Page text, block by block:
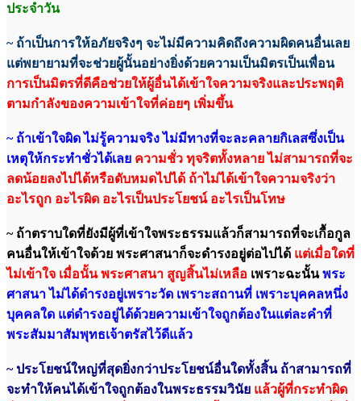
ประจำวัน
~ ถ้าเป็นการให้อภัยจริงๆ จะไม่มีความคิดถึงความผิดคนอื่นเลย
แต่พยายามที่จะช่วยผู้นั้นอย่างยิ่งด้วยความเป็นมิตรเป็นเพื่อน
การเป็นมิตรที่ดีคือช่วยให้ผู้อื่นได้เข้าใจความจริงและประพฤติ
ตามกำลังของความเข้าใจที่ค่อยๆ เพิ่มขึ้น
~ ถ้าเข้าใจผิด ไม่รู้ความจริง ไม่มีทางที่จะละคลายกิเลสซึ่งเป็น
เหตุให้กระทำชั่วได้เลย ความชั่ว ทุจริตทั้งหลาย ไม่สามารถที่จะ
ลดน้อยลงไปได้หรือดับหมดไปได้ ถ้าไม่ได้เข้าใจความจริงว่า
อะไรถูก อะไรผิด อะไรเป็นประโยชน์ อะไรเป็นโทษ
~ ถ้าตราบใดที่ยังมีผู้ที่เข้าใจพระธรรมแล้วก็สามารถที่จะเกื้อกูล
คนอื่นให้เข้าใจด้วย พระศาสนาก็จะดำรงอยู่ต่อไปได้ แต่เมื่อใดที่
ไม่เข้าใจ เมื่อนั้น พระศาสนา สูญสิ้นไม่เหลือ เพราะฉะนั้นพระ
ศาสนา ไม่ได้ดำรงอยู่เพราะวัด เพราะสถานที่ เพราะบุคคลหนึ่ง
บุคคลใด แต่ดำรงอยู่ได้ด้วยความเข้าใจถูกต้องในแต่ละคำที่
พระสัมมาสัมพุทธเจ้าตรัสไว้ดีแล้ว
~ ประโยชน์ใหญ่ที่สุดยิ่งกว่าประโยชน์อื่นใดทั้งสิ้น ถ้าสามารถที่
จะทำให้คนได้เข้าใจถูกต้องในพระธรรมวินัย แล้วผู้ที่กระทำผิด